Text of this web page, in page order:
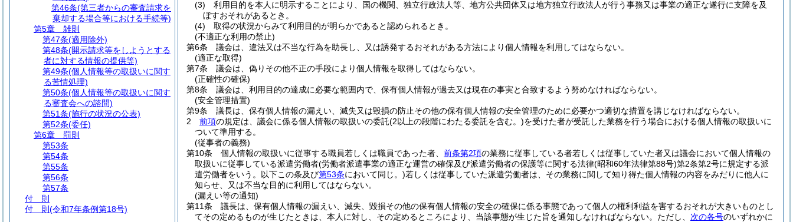
(3)
利用目的を本人に明示することにより、国の機関、独立行政法人等、地方公共団体又は地方独立行政法人が行う事務又は事業の適正な遂行に支障を及
ぼすおそれがあるとき。
(4)
取得の状況からみて利用目的が明らかであると認められるとき。
(不適正な利用の禁止)
第6条
議会は、違法又は不当な行為を助長し、又は誘発するおそれがある方法により個人情報を利用してはならない。
(適正な取得)
第7条
議会は、偽りその他不正の手段により個人情報を取得してはならない。
(正確性の確保)
第8条
議会は、利用目的の達成に必要な範囲内で、保有個人情報が過去又は現在の事実と合致するよう努めなければならない。
(安全管理措置)
第9条
議長は、保有個人情報の漏えい、滅失又は毀損の防止その他の保有個人情報の安全管理のために必要かつ適切な措置を講じなければならない。
2
前項の規定は、議会に係る個人情報の取扱いの委託(2以上の段階にわたる委託を含む。)を受けた者が受託した業務を行う場合における個人情報の取扱いに
ついて準用する。
(従事者の義務)
第10条
個人情報の取扱いに従事する職員若しくは職員であった者、 前条第2項の業務に従事している者若しくは従事していた者又は議会において個人情報の
取扱いに従事している派遣労働者(労働者派遣事業の適正な運営の確保及び派遣労働者の保護等に関する法律(昭和60年法律第88号)第2条第2号に規定する派
遣労働者をいう。以下この条及び第53条において同じ。)若しくは従事していた派遣労働者は、その業務に関して知り得た個人情報の内容をみだりに他人に
知らせ、又は不当な目的に利用してはならない。
(漏えい等の通知)
第11条
議長は、保有個人情報の漏えい、滅失、毀損その他の保有個人情報の安全の確保に係る事態であって個人の権利利益を害するおそれが大きいものとし
てその定めるものが生じたときは、本人に対し、その定めるところにより、当該事態が生じた旨を通知しなければならない。 ただし、 次の各号のいずれかに
第46条(第三者からの審査請求を
棄却する場合等における手続等)
第5章
雑則
第47条(適用除外)
第48条(開示請求等をしようとする
者に対する情報の提供等)
第49条(個人情報等の取扱いに関す
る苦情処理)
第50条(個人情報等の取扱いに関す
る審査会への諮問)
第51条(施行の状況の公表)
第52条(委任)
第6章
罰則
第53条
第54条
第55条
第56条
第57条
付 則
付 則 (令和7年条例第18号)